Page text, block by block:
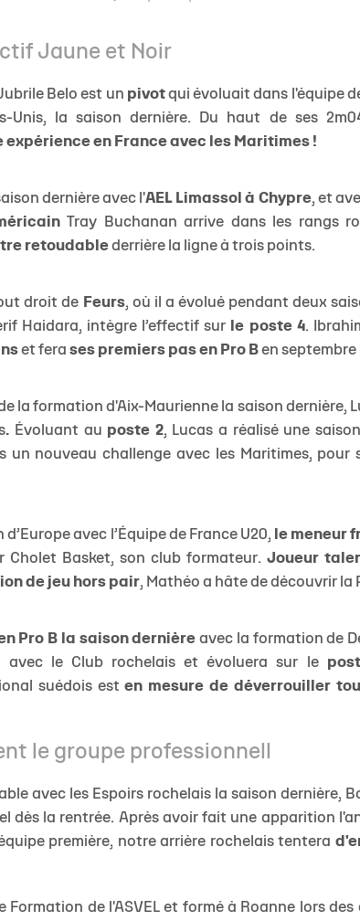
Jaune et Noir
Belo est un pivotqui évoluait dans l'équipe
Unis, la saison dernière. Du haut de ses
en France avec les Maritimes !
dernière avec l'AEL Limassol à Chypre, et
Tray Buchanan arrive dans les rangs
retoudable derrière la ligne à trois points.
droit de Feurs, où il a évolué pendant deux
Haidara, intègre l’effectif sur le poste 4.
et fera ses premiers pas en Pro B en
la formation d'Aix-Maurienne la saison dernière,
. Évoluant au poste 2, Lucas a réalisé une
un nouveau challenge avec les Maritimes, pour
avec l’Équipe de France U20, le meneur
Cholet Basket, son club formateur. Joueur
de jeu hors pair, Mathéo a hâte de découvrir la
Pro B la saison dernière avec la formation de
avec le Club rochelais et évoluera sur le
suédois esten mesure de déverrouiller
le groupe professionnell
avec les Espoirs rochelais la saison dernière,
dès la rentrée. Après avoir fait une apparition
première, notre arrière rochelais tentera
Formation de l'ASVEL et formé à Roanne lors des